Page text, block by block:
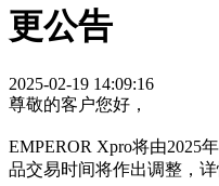
更公告
2025-02-19 14:09:16
尊敬的客户您好，
EMPEROR Xpro将由2025
品交易时间将作出调整，